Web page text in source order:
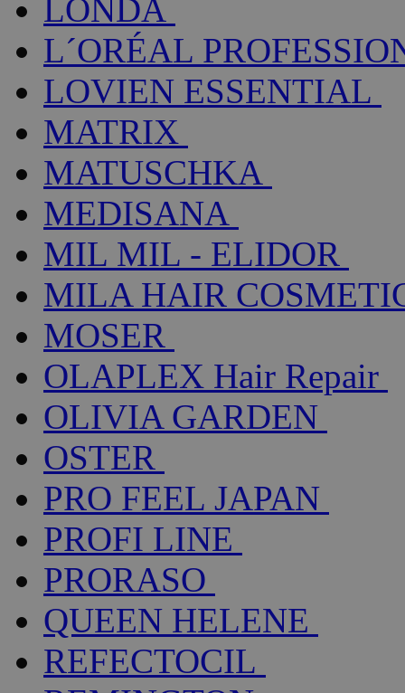
LONDA
L´ORÉAL
LOVIEN ESSENTIAL
MATRIX
MATUSCHKA
MEDISANA
MIL MIL - ELIDOR
MILA HAIR
MOSER
OLAPLEX Hair Repair
OLIVIA GARDEN
OSTER
PRO FEEL JAPAN
PROFI LINE
PRORASO
QUEEN HELENE
REFECTOCIL